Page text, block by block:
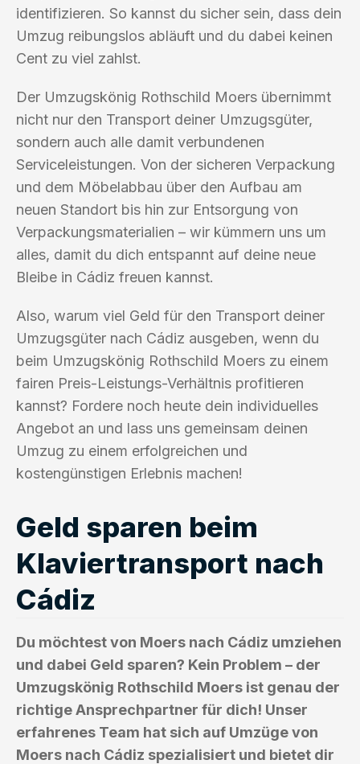
identifizieren. So kannst du sicher sein, dass dein
Umzug reibungslos abläuft und du dabei keinen
Cent zu viel zahlst.
Der Umzugskönig Rothschild Moers übernimmt
nicht nur den Transport deiner Umzugsgüter,
sondern auch alle damit verbundenen
Serviceleistungen. Von der sicheren Verpackung
und dem Möbelabbau über den Aufbau am
neuen Standort bis hin zur Entsorgung von
Verpackungsmaterialien – wir kümmern uns um
alles, damit du dich entspannt auf deine neue
Bleibe in Cádiz freuen kannst.
Also, warum viel Geld für den Transport deiner
Umzugsgüter nach Cádiz ausgeben, wenn du
beim Umzugskönig Rothschild Moers zu einem
fairen Preis-Leistungs-Verhältnis profitieren
kannst? Fordere noch heute dein individuelles
Angebot an und lass uns gemeinsam deinen
Umzug zu einem erfolgreichen und
kostengünstigen Erlebnis machen!
Geld sparen beim
Klaviertransport nach
Cádiz
Du möchtest von Moers nach Cádiz umziehen
und dabei Geld sparen? Kein Problem – der
Umzugskönig Rothschild Moers ist genau der
richtige Ansprechpartner für dich! Unser
erfahrenes Team hat sich auf Umzüge von
Moers nach Cádiz spezialisiert und bietet dir